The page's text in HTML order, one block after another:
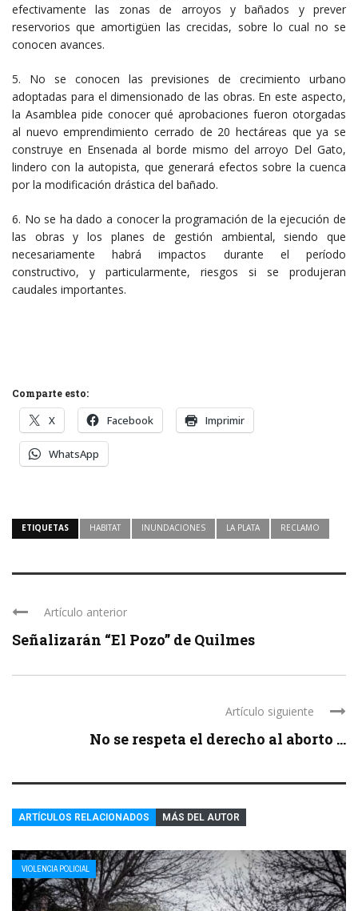
efectivamente las zonas de arroyos y bañados y prever
reservorios que amortigüen las crecidas, sobre lo cual no se
conocen avances.
5. No se conocen las previsiones de crecimiento urbano
adoptadas para el dimensionado de las obras. En este aspecto,
la Asamblea pide conocer qué aprobaciones fueron otorgadas
al nuevo emprendimiento cerrado de 20 hectáreas que ya se
construye en Ensenada al borde mismo del arroyo Del Gato,
lindero con la autopista, que generará efectos sobre la cuenca
por la modificación drástica del bañado.
6. No se ha dado a conocer la programación de la ejecución de
las obras y los planes de gestión ambiental, siendo que
necesariamente habrá impactos durante el período
constructivo, y particularmente, riesgos si se produjeran
caudales importantes.
Comparte esto:
X Facebook Imprimir
WhatsApp
ETIQUETAS HABITAT INUNDACIONES LA PLATA RECLAMO
Artículo anterior
Señalizarán “El Pozo” de Quilmes
Artículo siguiente
No se respeta el derecho al aborto ...
ARTÍCULOS RELACIONADOS MÁS DEL AUTOR
VIOLENCIA POLICIAL